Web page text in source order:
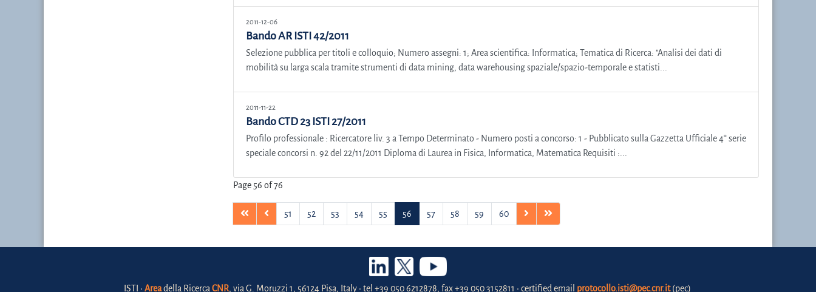
2011-12-06
Bando AR ISTI 42/2011
Selezione pubblica per titoli e colloquio; Numero assegni: 1; Area scientifica: Informatica; Tematica di Ricerca: "Analisi dei dati di
mobilità su larga scala tramite strumenti di data mining, data warehousing spaziale/spazio-temporale e statisti...
2011-11-22
Bando CTD 23 ISTI 27/2011
Profilo professionale : Ricercatore liv. 3 a Tempo Determinato - Numero posti a concorso: 1 - Pubblicato sulla Gazzetta Ufficiale 4° serie
speciale concorsi n. 92 del 22/11/2011 Diploma di Laurea in Fisica, Informatica, Matematica Requisiti :...
Page 56 of 76
51 52 53 54 55 56 57 58 59 60
ISTI • Areadella Ricerca CNR, via G. Moruzzi 1, 56124 Pisa, Italy • tel +39 050 6212878, fax +39 050 3152811 • certified email protocollo.isti@pec.cnr.it(pec)